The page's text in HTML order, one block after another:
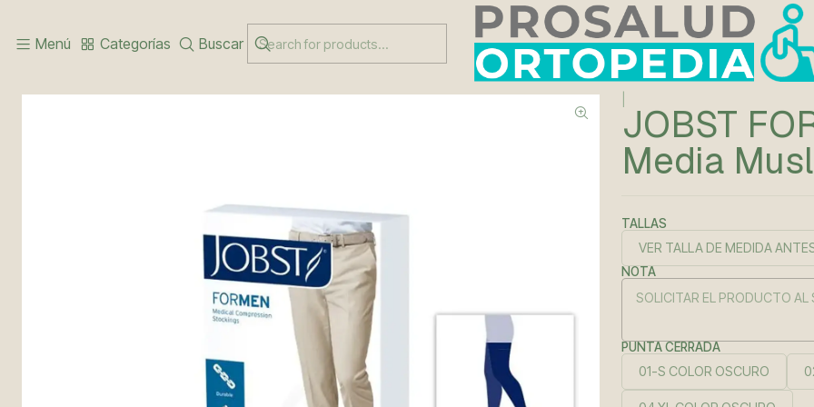
Menú Categorías Buscar
Este es el texto del slide
Inicio PANTY Y MEDIA JOBST FORMEN Compresión Media Muslo 20-30 mmHG
JOBST
Media
TALLAS
VER TALLA DE MEDIDA
NOTA
PUNTA CERRADA
01-S COLOR OSCURO